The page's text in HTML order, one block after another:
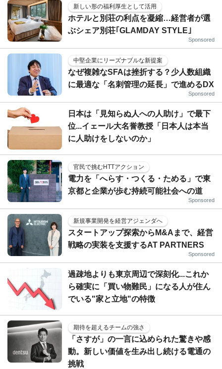
新しい形の福利厚生として活用
ホテルと別荘の利点を凝縮…経営者が選
ぶシェア別荘｢GLAMDAY STYLE｣
Sponsored
中堅企業にリーズナブルな新提案
なぜ複雑なSFAは挫折する？少人数組織
に最適な「名刺管理の延長」で進めるDX
Sponsored
日本は「見知らぬ人への人助け」で最下
位...イェール大名誉教授「日本人は本当
に人助けをしないのか」
官民で挑むHTTアクション
電力を「へらす・つくる・ためる」で東
京都と企業が歩む持続可能社会への道
Sponsored
新規事業開発を経営アジェンダへ
スタートアップ探索からM&Aまで、経営
戦略の実装を支援するAT PARTNERS
Sponsored
過疎地よりも東京周辺で深刻化...これか
ら確実に「買い物難民」になる人が住ん
でいる"家と立地"の特徴
期待を超えるチームの強さ
「さすが」の一言に込められた驚きや感
動。新しい価値を生み出し続ける電通の
挑戦